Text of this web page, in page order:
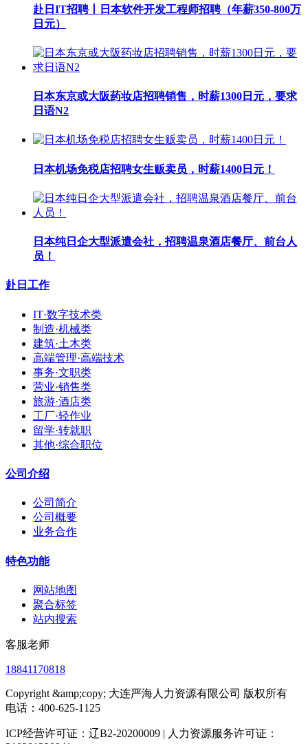
赴日IT招聘丨日本软件开发工程师招聘（年薪350-800万
日元）
日本东京或大阪药妆店招聘销售，时薪1300日元，要求
日语N2
日本机场免税店招聘女生贩卖员，时薪1400日元！
日本纯日企大型派遣会社，招聘温泉酒店餐厅、前台人
员！
赴日工作
IT·数字技术类
制造·机械类
建筑·土木类
高端管理·高端技术
事务·文职类
营业·销售类
旅游·酒店类
工厂·轻作业
留学·转就职
其他·综合职位
公司介绍
公司简介
公司概要
业务合作
特色功能
网站地图
聚合标签
站内搜索
客服老师
18841170818
Copyright &amp;copy; 大连严海人力资源有限公司 版权所有
电话：400-625-1125
ICP经营许可证：辽B2-20200009 | 人力资源服务许可证：